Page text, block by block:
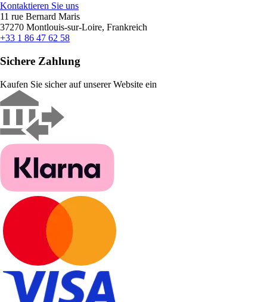
Kontaktieren Sie uns
11 rue Bernard Maris
37270 Montlouis-sur-Loire, Frankreich
+33 1 86 47 62 58
Sichere Zahlung
Kaufen Sie sicher auf unserer Website ein